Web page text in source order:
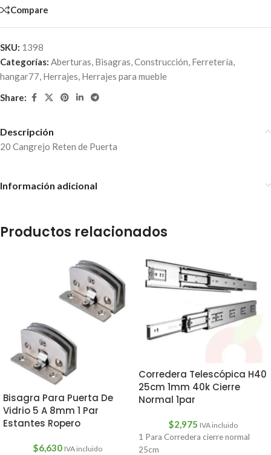
Compare
SKU: 1398
Categorías: Aberturas Bisagras Construcción Ferretería
hangar77 Herrajes Herrajes para mueble
Share:
Descripción
20 Cangrejo Reten de Puerta
Información adicional
Productos relacionados
Bisagra Para Puerta De
Vidrio 5 A 8mm 1 Par
Estantes Ropero
$6,630 IVA incluido
Corredera Telescópica H40
25cm 1mm 40k Cierre
Normal 1par
$2,975 IVA incluido
1 Para Corredera cierre normal
25cm